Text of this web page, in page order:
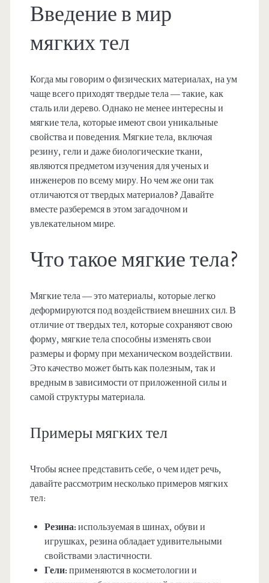
Введение в мир
мягких тел
Когда мы говорим о физических материалах, на ум
чаще всего приходят твердые тела — такие, как
сталь или дерево. Однако не менее интересны и
мягкие тела, которые имеют свои уникальные
свойства и поведения. Мягкие тела, включая
резину, гели и даже биологические ткани,
являются предметом изучения для ученых и
инженеров по всему миру. Но чем же они так
отличаются от твердых материалов? Давайте
вместе разберемся в этом загадочном и
увлекательном мире.
Что такое мягкие тела?
Мягкие тела — это материалы, которые легко
деформируются под воздействием внешних сил. В
отличие от твердых тел, которые сохраняют свою
форму, мягкие тела способны изменять свои
размеры и форму при механическом воздействии.
Это качество может быть как полезным, так и
вредным в зависимости от приложенной силы и
самой структуры материала.
Примеры мягких тел
Чтобы яснее представить себе, о чем идет речь,
давайте рассмотрим несколько примеров мягких
тел:
Резина: используемая в шинах, обуви и
игрушках, резина обладает удивительными
свойствами эластичности.
Гели: применяются в косметологии и